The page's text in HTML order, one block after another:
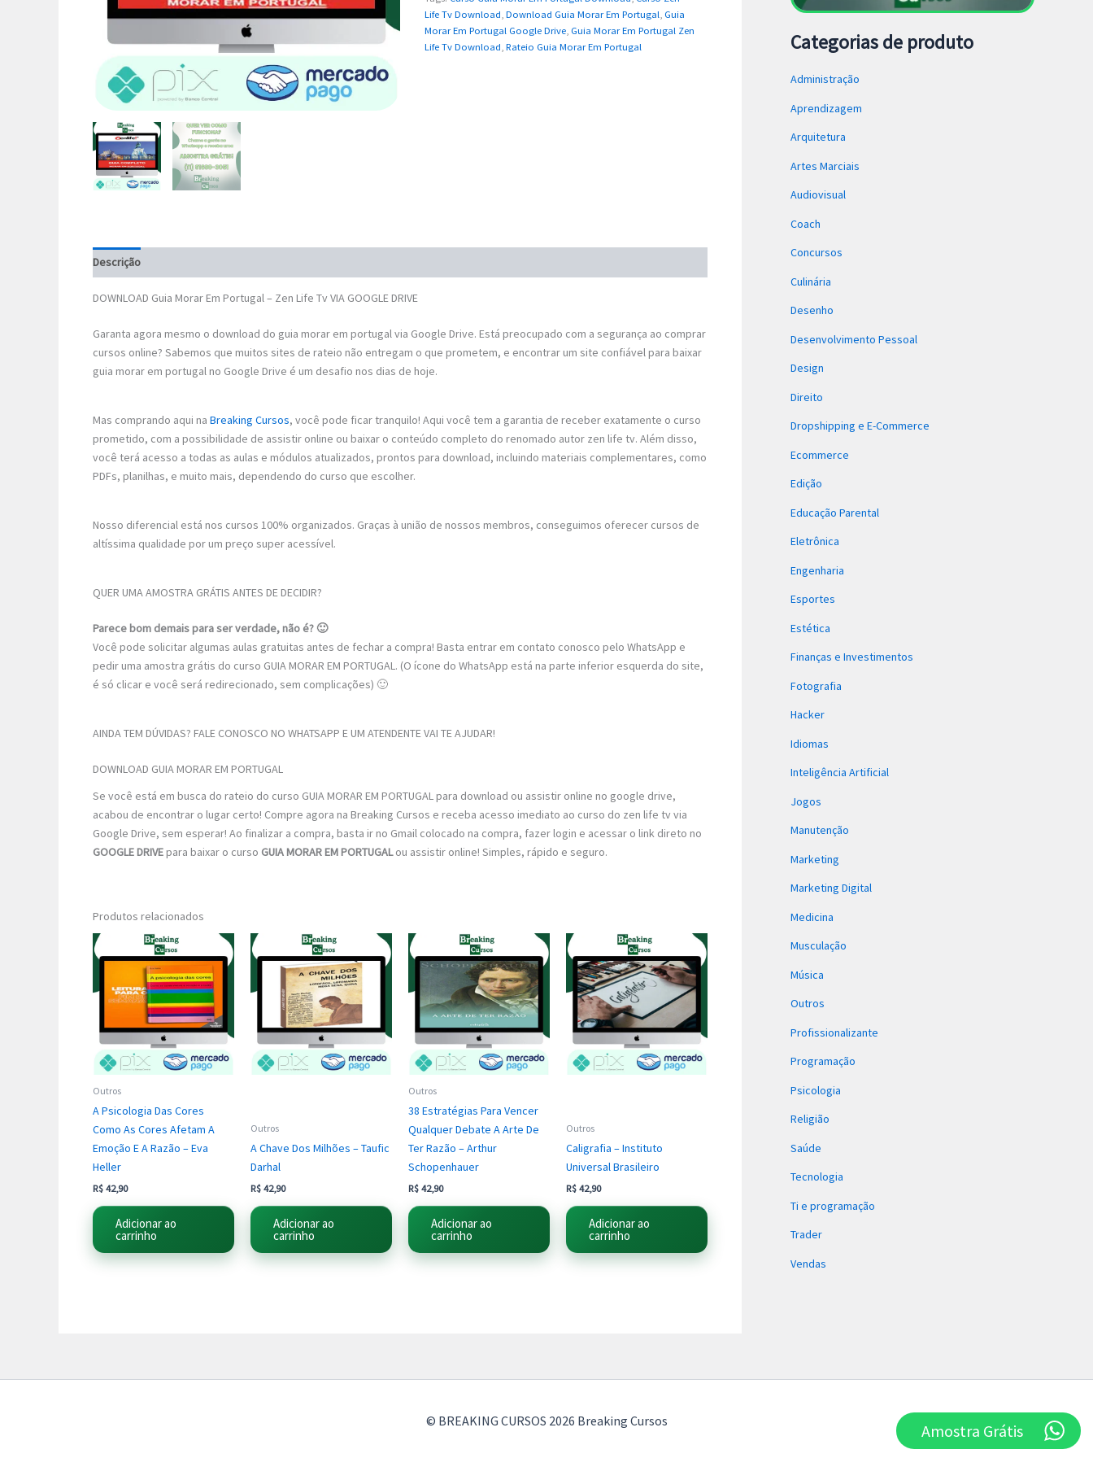
Life Tv Download,Download Guia Morar Em Portugal, Guia
Morar Em Portugal Google Drive, Guia Morar Em Portugal Zen
Life Tv Download,Rateio Guia Morar Em Portugal
Descrição
DOWNLOAD Guia Morar Em Portugal – Zen Life Tv VIA GOOGLE DRIVE
Garanta agora mesmo o download do guia morar em portugal via Google Drive. Está preocupado com a segurança ao comprar
cursos online? Sabemos que muitos sites de rateio não entregam o que prometem, e encontrar um site confiável para baixar
guia morar em portugal no Google Drive é um desafio nos dias de hoje.
Mas comprando aqui na Breaking Cursos, você pode ficar tranquilo! Aqui você tem a garantia de receber exatamente o curso
prometido, com a possibilidade de assistir online ou baixar o conteúdo completo do renomado autor zen life tv. Além disso,
você terá acesso a todas as aulas e módulos atualizados, prontos para download, incluindo materiais complementares, como
PDFs, planilhas, e muito mais, dependendo do curso que escolher.
Nosso diferencial está nos cursos 100% organizados. Graças à união de nossos membros, conseguimos oferecer cursos de
altíssima qualidade por um preço super acessível.
QUER UMA AMOSTRA GRÁTIS ANTES DE DECIDIR?
Parece bom demais para ser verdade, não é? 🙂
Você pode solicitar algumas aulas gratuitas antes de fechar a compra! Basta entrar em contato conosco pelo WhatsApp e
pedir uma amostra grátis do curso GUIA MORAR EM PORTUGAL. (O ícone do WhatsApp está na parte inferior esquerda do site,
é só clicar e você será redirecionado, sem complicações) 🙂
AINDA TEM DÚVIDAS? FALE CONOSCO NO WHATSAPP E UM ATENDENTE VAI TE AJUDAR!
DOWNLOAD GUIA MORAR EM PORTUGAL
Se você está em busca do rateio do curso GUIA MORAR EM PORTUGAL para download ou assistir online no google drive,
acabou de encontrar o lugar certo! Compre agora na Breaking Cursos e receba acesso imediato ao curso do zen life tv via
Google Drive, sem esperar! Ao finalizar a compra, basta ir no Gmail colocado na compra, fazer login e acessar o link direto no
GOOGLE DRIVEpara baixar o curso GUIA MORAR EM PORTUGALou assistir online! Simples, rápido e seguro.
Produtos relacionados
Outros
A Psicologia Das Cores
Como As Cores Afetam A
Emoção E A Razão – Eva
Heller
R$ 42,90
Adicionar ao
carrinho
Outros
A Chave Dos Milhões – Taufic
Darhal
R$ 42,90
Adicionar ao
carrinho
Outros
38 Estratégias Para Vencer
Qualquer Debate A Arte De
Ter Razão – Arthur
Schopenhauer
R$ 42,90
Adicionar ao
carrinho
Outros
Caligrafia – Instituto
Universal Brasileiro
R$ 42,90
Adicionar ao
carrinho
Categorias de produto
Administração
Aprendizagem
Arquitetura
Artes Marciais
Audiovisual
Coach
Concursos
Culinária
Desenho
Desenvolvimento Pessoal
Design
Direito
Dropshipping e E-Commerce
Ecommerce
Edição
Educação Parental
Eletrônica
Engenharia
Esportes
Estética
Finanças e Investimentos
Fotografia
Hacker
Idiomas
Inteligência Artificial
Jogos
Manutenção
Marketing
Marketing Digital
Medicina
Musculação
Música
Outros
Profissionalizante
Programação
Psicologia
Religião
Saúde
Tecnologia
Ti e programação
Trader
Vendas
© BREAKING CURSOS 2026 Breaking Cursos Amostra Grátis